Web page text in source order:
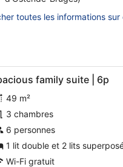
Aéroport
toutes les informations
insonorisées, lits bébé
17 family suite | 6p
49 m²
3 chambres
6 personnes
1 lit double et 2 lits
Wi-Fi gratuit